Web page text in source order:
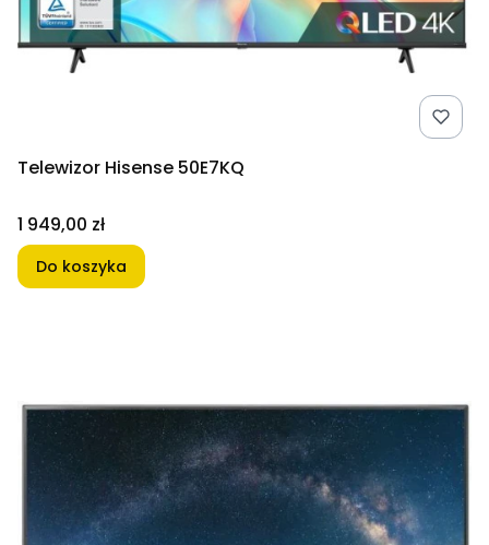
Telewizor Hisense 50E7KQ
Cena
1 949,00 zł
Do koszyka